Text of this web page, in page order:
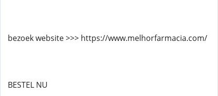
bezoek website >>> https://www.melhorfarmacia.com/
BESTEL NU